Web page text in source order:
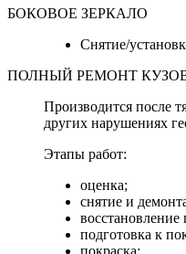
БОКОВОЕ ЗЕРКАЛО
Снятие/
ПОЛНЫЙ РЕМОНТ
Производится после
других нарушениях
Этапы работ:
оценка;
снятие и
восстановление
подготовка к
покраска;